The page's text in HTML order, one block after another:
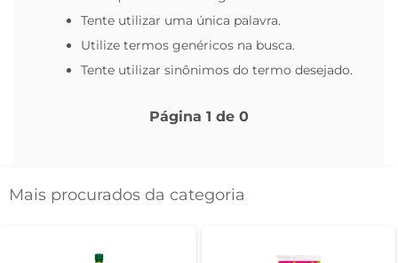
Tente utilizar uma única palavra.
Utilize termos genéricos na busca.
Tente utilizar sinônimos do termo desejado.
Página 1 de 0
Mais procurados da categoria